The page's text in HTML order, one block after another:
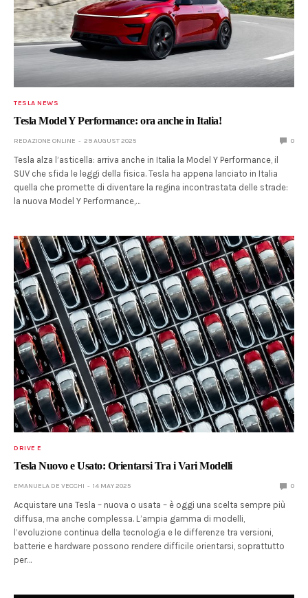
TESLA NEWS
Tesla Model Y Performance: ora anche in Italia!
REDAZIONE ONLINE 29 AUGUST 2025 0
Tesla alza l’asticella: arriva anche in Italia la Model Y Performance, il
SUV che sfida le leggi della fisica. Tesla ha appena lanciato in Italia
quella che promette di diventare la regina incontrastata delle strade:
la nuova Model Y Performance,…
DRIVE E
Tesla Nuovo e Usato: Orientarsi Tra i Vari Modelli
EMANUELA DE VECCHI 14 MAY 2025 0
Acquistare una Tesla – nuova o usata – è oggi una scelta sempre più
diffusa, ma anche complessa. L’ampia gamma di modelli,
l’evoluzione continua della tecnologia e le differenze tra versioni,
batterie e hardware possono rendere difficile orientarsi, soprattutto
per…